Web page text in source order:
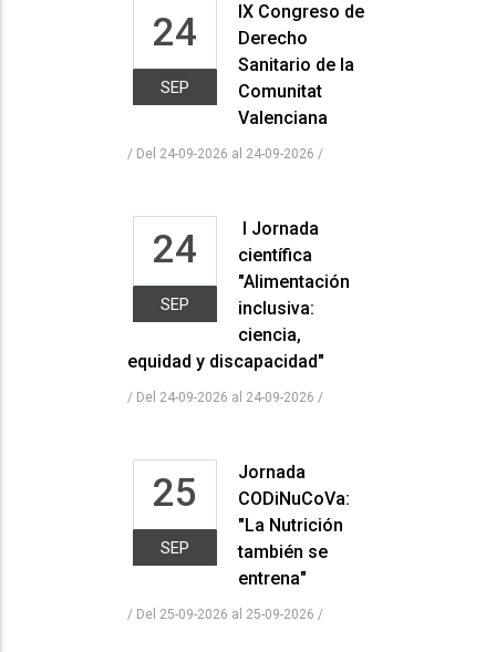
24
SEP
IX Congreso de
Derecho
Sanitario de la
Comunitat
Valenciana
/ Del 24-09-2026 al 24-09-2026 /
24
SEP
I Jornada
científica
"Alimentación
inclusiva:
ciencia,
equidad y discapacidad"
/ Del 24-09-2026 al 24-09-2026 /
25
SEP
Jornada
CODiNuCoVa:
"La Nutrición
también se
entrena"
/ Del 25-09-2026 al 25-09-2026 /